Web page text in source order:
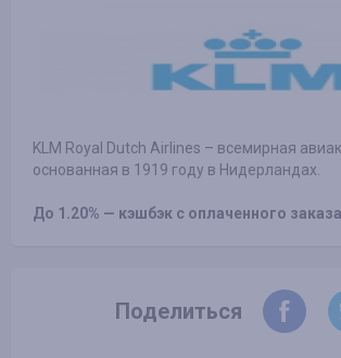
KLM Royal Dutch Airlines – всемирная
основанная в 1919 году в Нидерландах.
До 1.20% — кэшбэк с оплаченного заказа
Поделиться